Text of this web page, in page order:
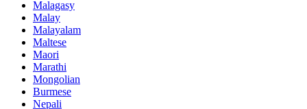
Malagasy
Malay
Malayalam
Maltese
Maori
Marathi
Mongolian
Burmese
Nepali